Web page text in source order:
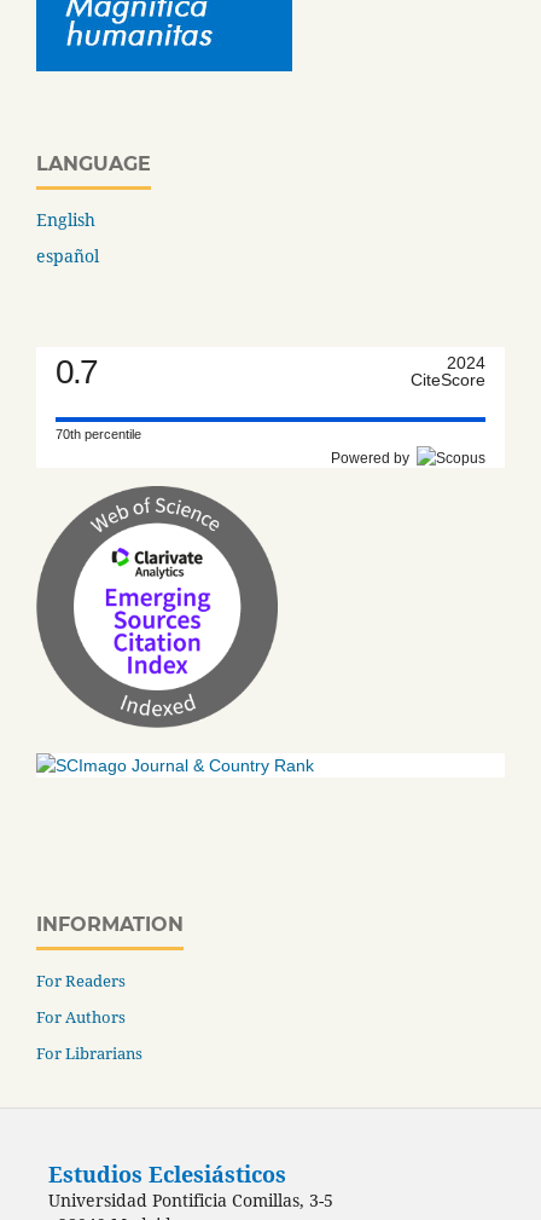
LANGUAGE
English
español
0.7
2024
CiteScore
70th percentile
Powered by
INFORMATION
For Readers
For Authors
For Librarians
Estudios Eclesiásticos
Universidad Pontificia Comillas, 3-5